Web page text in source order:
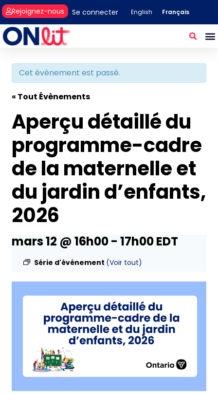
Se connecter
Rejoignez-nous English Français
Cet évènement est passé.
« Tout Évènements
Aperçu détaillé du
programme-cadre
de la maternelle et
du jardin d’enfants,
2026
mars 12 @ 16h00- 17h00EDT
Série d'événement (Voir tout)